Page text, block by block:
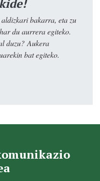
bakarra, eta zu
du aurrera egiteko.
duzu? Aukera
bat egiteko.